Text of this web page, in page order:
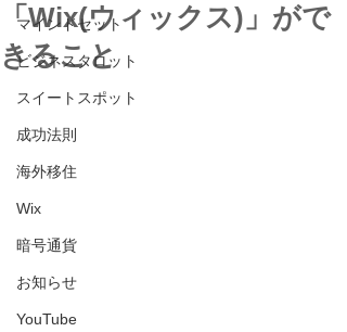
マインドセット
ビジネスタロット
スイートスポット
成功法則
海外移住
Wix
暗号通貨
お知らせ
YouTube
「Wix(ウィックス)」がで
きること